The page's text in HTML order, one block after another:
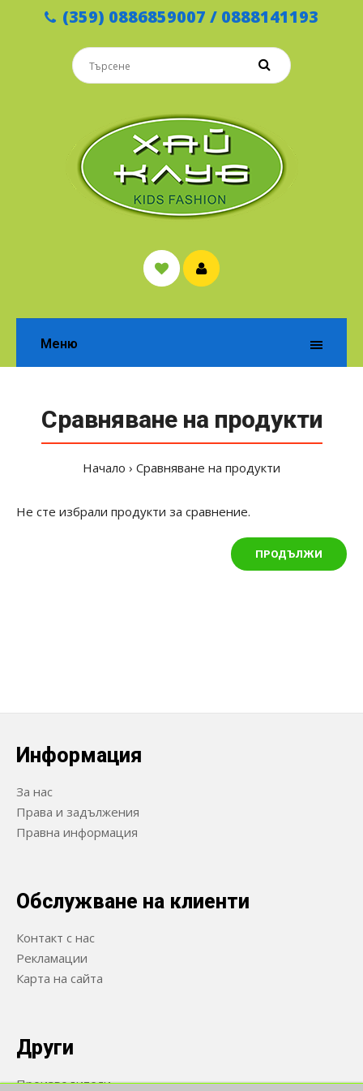
(359) 0886859007 / 0888141193
Меню
Сравняване на продукти
Начало Сравняване на продукти
Не сте избрали продукти за сравнение.
ПРОДЪЛЖИ
Информация
За нас
Права и задължения
Правна информация
Обслужване на клиенти
Контакт с нас
Рекламации
Карта на сайта
Други
Производители